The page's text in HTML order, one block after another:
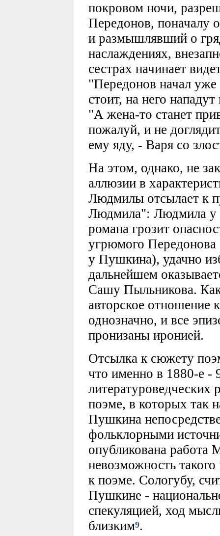
покровом ночи,
Передонов, поначалу
и размышлявший о
наслаждениях,
сестрах начинает
"Передонов начал уже
стоит, на него
"А жена-то станет
пожалуй, и не
ему яду, - Варя со
На этом, однако, не
аллюзии в
Людмилы отсылает к
Людмила": Людмила у
романа грозит
угрюмого Передонова
у Пушкина), удачно
дальнейшем
Сашу Пыльникова.
авторское отношение
однозначно, и все
пронизаны иронией.
Отсылка к сюжету
что именно в 1880-е -
литературоведческих
поэме, в которых так
Пушкина
фольклорными
опубликована
невозможность
к поэме. Сологубу,
Пушкине -
спекуляцией, ход
близким9.